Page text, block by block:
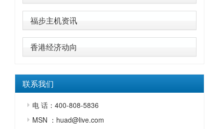
福步主机资讯
香港经济动向
联系我们
电 话：400-808-5836
MSN ：huad@live.com